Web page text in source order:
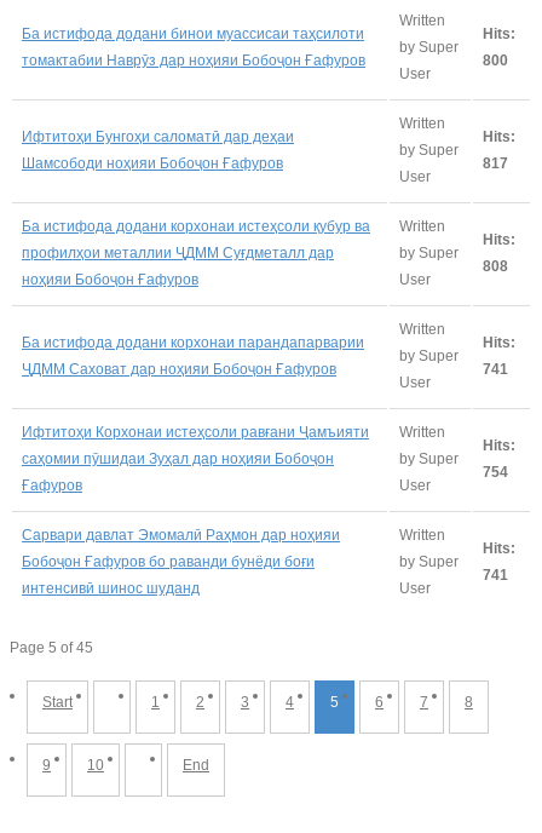
Ба истифода додани бинои муассисаи таҳсилоти
томактабии Наврӯз дар ноҳияи Бобоҷон Ғафуров
Written
by Super
User
Hits:
800
Ифтитоҳи Бунгоҳи саломатӣ дар деҳаи
Шамсободи ноҳияи Бобоҷон Ғафуров
Written
by Super
User
Hits:
817
Ба истифода додани корхонаи истеҳсоли қубур ва
профилҳои металлии ҶДММ Суғдметалл дар
ноҳияи Бобоҷон Ғафуров
Written
by Super
User
Hits:
808
Ба истифода додани корхонаи парандапарварии
ҶДММ Саховат дар ноҳияи Бобоҷон Ғафуров
Written
by Super
User
Hits:
741
Ифтитоҳи Корхонаи истеҳсоли равғани Ҷамъияти
саҳомии пӯшидаи Зуҳал дар ноҳияи Бобоҷон
Ғафуров
Written
by Super
User
Hits:
754
Сарвари давлат Эмомалӣ Раҳмон дар ноҳияи
Бобоҷон Ғафуров бо раванди бунёди боғи
интенсивӣ шинос шуданд
Written
by Super
User
Hits:
741
Page 5 of 45
Start 1 2 3 4 5 6 7 8
9 10 End